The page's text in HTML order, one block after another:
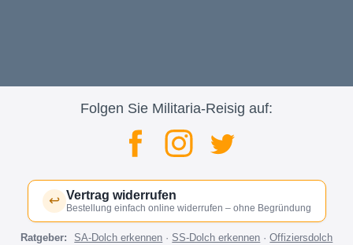
Folgen Sie Militaria-Reisig auf:
↩ Vertrag widerrufen
Bestellung einfach online widerrufen – ohne Begründung
Ratgeber: SA-Dolch erkennen ·SS-Dolch erkennen ·Offiziersdolch